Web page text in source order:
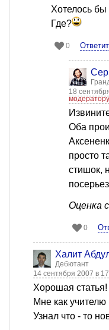
Хотелось бы
Где?
0
18
модератору
Оба
просто
стишок,
Оценка
0
Халит
Дебютант
14 сентября 2007 в
Хорошая статья!
Мне как
Узнал что - то